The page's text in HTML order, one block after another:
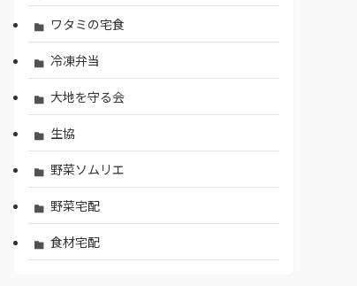
ワタミの宅食
冷凍弁当
大地を守る会
生協
野菜ソムリエ
野菜宅配
食材宅配